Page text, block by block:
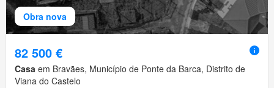
Obra nova
82 500 €
Casa em Bravães, Município de Ponte da Barca, Distrito de
Viana do Castelo